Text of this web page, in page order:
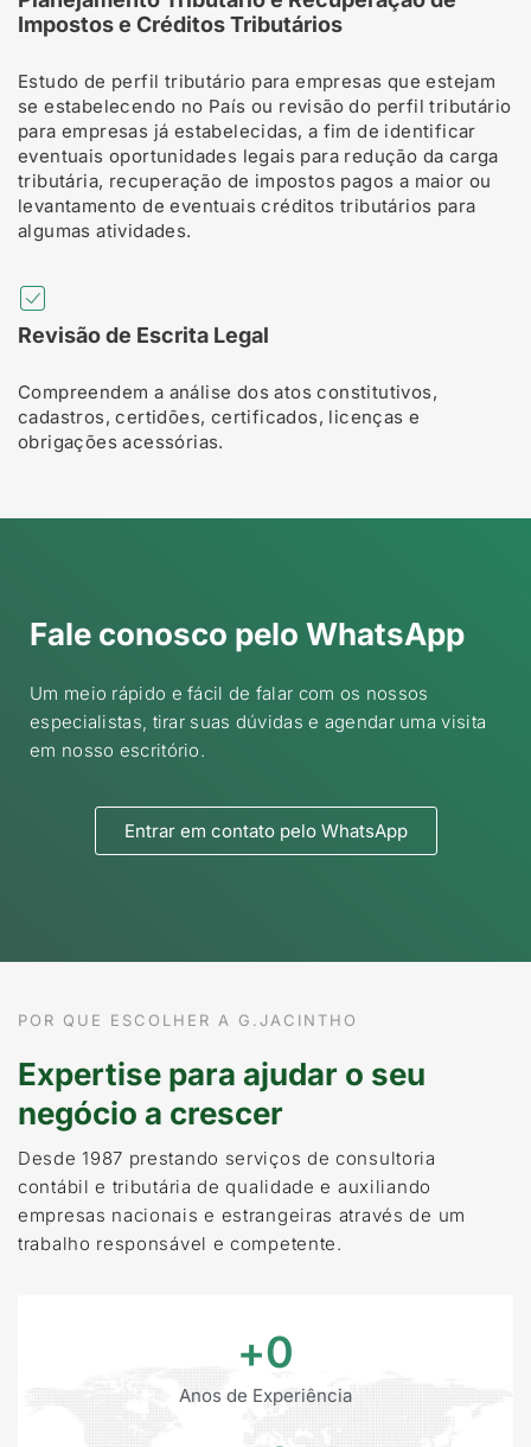
Impostos e Créditos Tributários
Estudo de perfil tributário para empresas que estejam
se estabelecendo no País ou revisão do perfil tributário
para empresas já estabelecidas, a fim de identificar
eventuais oportunidades legais para redução da carga
tributária, recuperação de impostos pagos a maior ou
levantamento de eventuais créditos tributários para
algumas atividades.
Revisão de Escrita Legal
Compreendem a análise dos atos constitutivos,
cadastros, certidões, certificados, licenças e
obrigações acessórias.
Fale conosco pelo WhatsApp
Um meio rápido e fácil de falar com os nossos
especialistas, tirar suas dúvidas e agendar uma visita
em nosso escritório.
Entrar em contato pelo WhatsApp
POR QUE ESCOLHER A G.JACINTHO
Expertise para ajudar o seu
negócio a crescer
Desde 1987 prestando serviços de consultoria
contábil e tributária de qualidade e auxiliando
empresas nacionais e estrangeiras através de um
trabalho responsável e competente.
Anos de Experiência
+0